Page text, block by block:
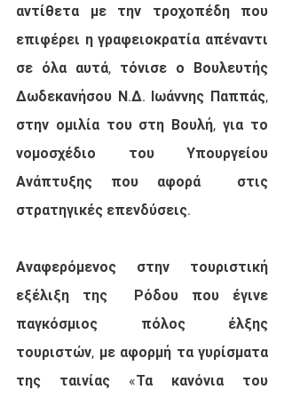
αντίθετα με την τροχοπέδη που
επιφέρει η γραφειοκρατία απέναντι
σε όλα αυτά, τόνισε ο Βουλευτής
Δωδεκανήσου Ν.Δ. Ιωάννης Παππάς,
στην ομιλία του στη Βουλή, για το
νομοσχέδιο του Υπουργείου
Ανάπτυξης που αφορά  στις
στρατηγικές επενδύσεις.
Αναφερόμενος στην τουριστική
εξέλιξη της  Ρόδου που έγινε
παγκόσμιος πόλος έλξης
τουριστών, με αφορμή τα γυρίσματα
της ταινίας «Τα κανόνια του